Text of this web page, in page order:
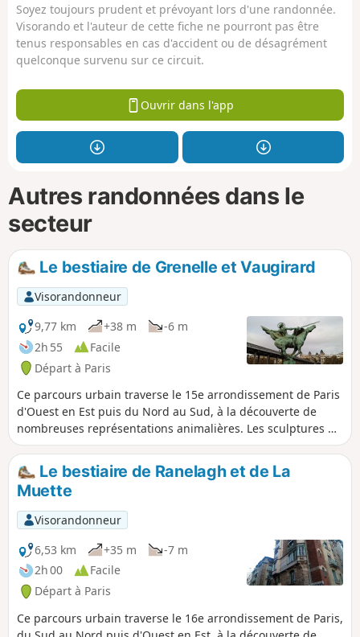
Soyez toujours prudent et prévoyant lors d'une randonnée.
Visorando et l'auteur de cette fiche ne pourront pas être
tenus responsables en cas d'accident ou de désagrément
quelconque survenu sur ce circuit.
Ouvrir dans l'app
Autres randonnées dans le
secteur
Le bestiaire de Grenelle et Vaugirard
Visorandonneur
9,77 km
+38 m
-6 m
2h 55
Facile
Départ à Paris
Ce parcours urbain traverse le 15e arrondissement de Paris
d'Ouest en Est puis du Nord au Sud, à la découverte de
nombreuses représentations animalières. Les sculptures du
Parc Georges Brassens rappellent le passé des abattoirs de
Vaugirard.
Le bestiaire de Ranelagh et de La
Muette
Visorandonneur
6,53 km
+35 m
-7 m
2h 00
Facile
Départ à Paris
Ce parcours urbain traverse le 16e arrondissement de Paris,